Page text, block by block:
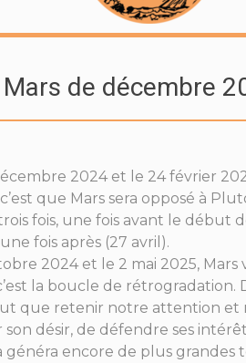
de décembre
2024 et le 24 février
que Mars sera opposé à
fois, une fois avant le début
fois après (27 avril).
2024 et le 2 mai 2025, Mars
la boucle de
que retenir notre attention et
désir, de défendre ses
généra encore de plus grandes